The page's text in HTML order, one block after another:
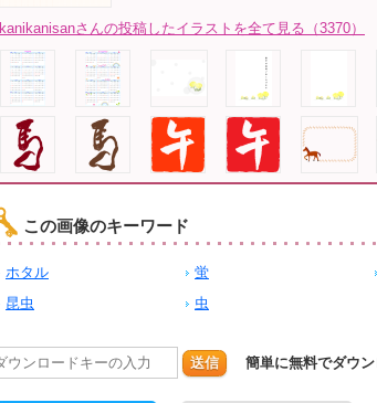
kanikanisanさんの投稿したイラストを全て見る（3370）
この画像のキーワード
ホタル 蛍
昆虫
虫
送信 簡単に無料でダウ